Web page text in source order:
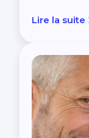
Lire la suite